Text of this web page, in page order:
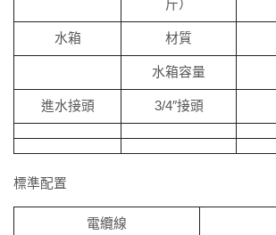
斤）
水箱 材質
水箱容量
進水接頭 3/4″接頭
標準配置
電纜線